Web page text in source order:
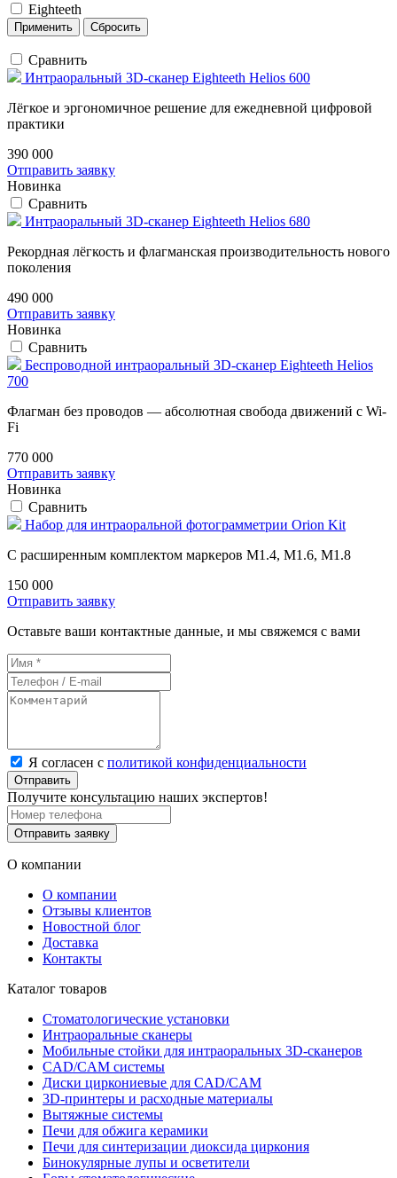
Eighteeth
Сравнить
Интраоральный 3D-сканер Eighteeth Helios 600
Лёгкое и эргономичное решение для ежедневной цифровой
практики
390 000
Отправить заявку
Новинка
Сравнить
Интраоральный 3D-сканер Eighteeth Helios 680
Рекордная лёгкость и флагманская производительность нового
поколения
490 000
Отправить заявку
Новинка
Сравнить
Беспроводной интраоральный 3D-сканер Eighteeth Helios
700
Флагман без проводов — абсолютная свобода движений с Wi-
Fi
770 000
Отправить заявку
Новинка
Сравнить
Набор для интраоральной фотограмметрии Orion Kit
С расширенным комплектом маркеров M1.4, M1.6, M1.8
150 000
Отправить заявку
Оставьте ваши контактные данные, и мы свяжемся с вами
Я согласен с политикой конфиденциальности
Отправить
Получите консультацию наших экспертов!
Отправить заявку
О компании
О компании
Отзывы клиентов
Новостной блог
Доставка
Контакты
Каталог товаров
Стоматологические установки
Интраоральные сканеры
Мобильные стойки для интраоральных 3D-сканеров
CAD/CAM системы
Диски циркониевые для CAD/CAM
3D-принтеры и расходные материалы
Вытяжные системы
Печи для обжига керамики
Печи для синтеризации диоксида циркония
Бинокулярные лупы и осветители